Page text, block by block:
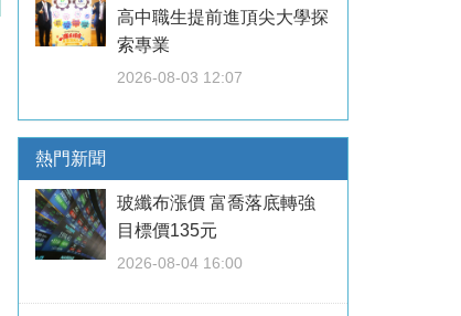
高中職生提前進頂尖大學探
索專業
2026-08-03 12:07
熱門新聞
玻纖布漲價 富喬落底轉強
目標價135元
2026-08-04 16:00